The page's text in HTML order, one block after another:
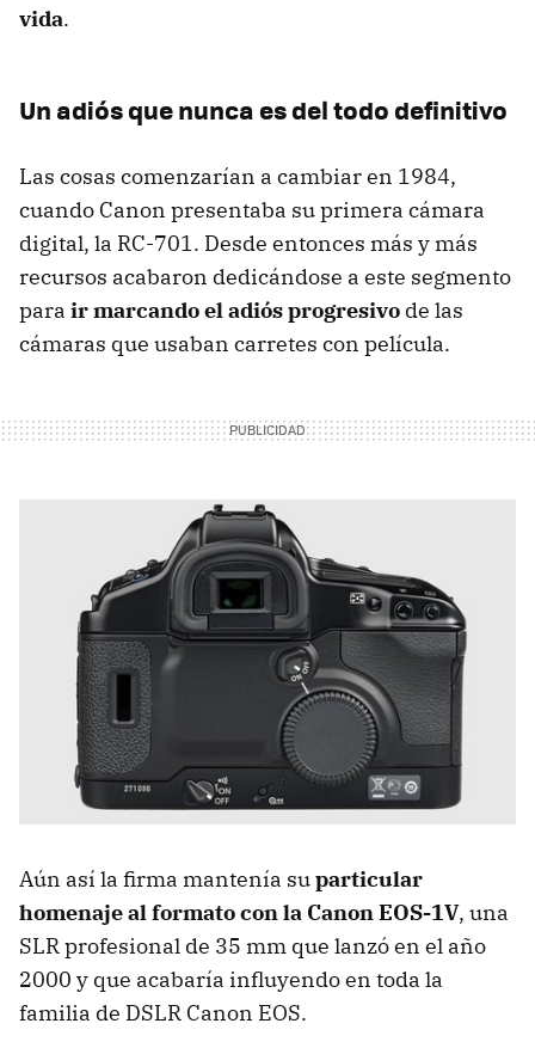
vida.
Un adiós que nunca es del todo definitivo
Las cosas comenzarían a cambiar en 1984,
cuando Canon presentaba su primera cámara
digital, la RC-701. Desde entonces más y más
recursos acabaron dedicándose a este segmento
para ir marcando el adiós progresivo de las
cámaras que usaban carretes con película.
Aún así la firma mantenía suparticular
homenaje al formato con la Canon EOS-1V, una
SLR profesional de 35 mm que lanzó en el año
2000 y que acabaría influyendo en toda la
familia de DSLR Canon EOS.